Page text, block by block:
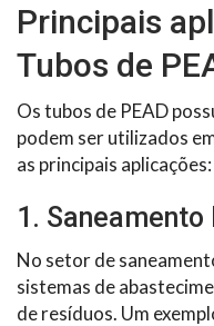
Principais
Tubos de
Os tubos de PEAD
podem ser utilizados
as principais aplicações:
1. Saneamento
No setor de
sistemas de
de resíduos. Um